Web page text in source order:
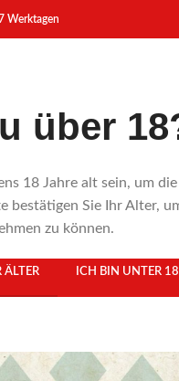
über
18 Jahre alt sein, um
bestätigen Sie Ihr Alter,
zu können.
ÄLTER ICH BIN UNTER 18
Werktagen